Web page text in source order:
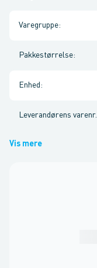
Varegruppe:
Pakkestørrelse:
Enhed :
Leverandørens varenr.
Vis mere